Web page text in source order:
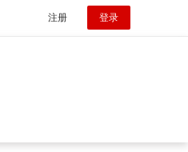
注册 登录